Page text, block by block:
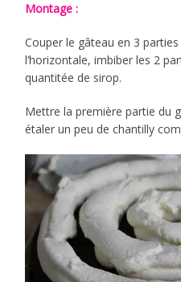
Montage :
Couper le gâteau en 3
l’horizontale, imbiber les 2
quantitée de sirop.
Mettre la première partie du
étaler un peu de chantilly